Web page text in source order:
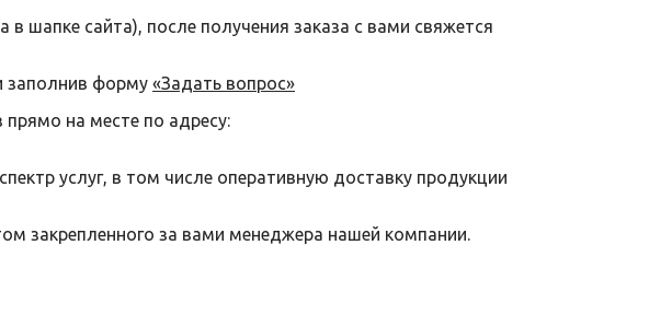
в шапке сайта), после получения заказа с вами свяжется
заполнив форму «Задать вопрос»
на месте по адресу:
услуг, в том числе оперативную доставку продукции
закрепленного за вами менеджера нашей компании.